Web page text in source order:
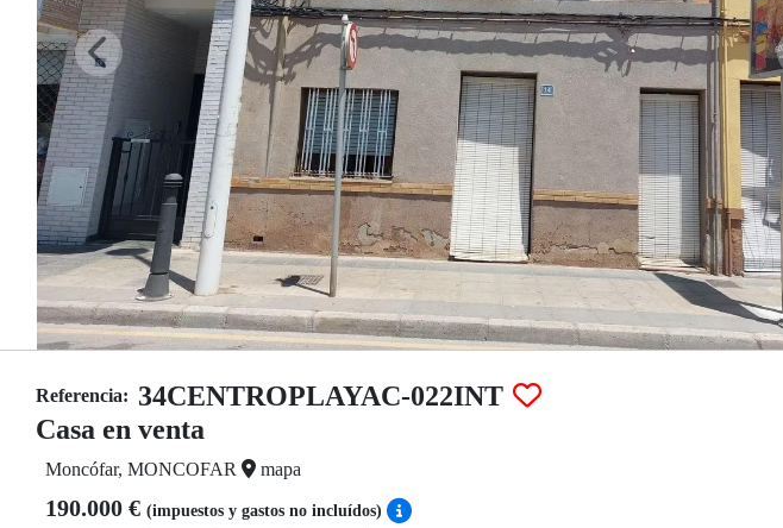
Referencia: 34CENTROPLAYAC-022INT
Casa en venta
Moncófar, MONCOFAR mapa
190.000 € (impuestos y gastos no incluídos)